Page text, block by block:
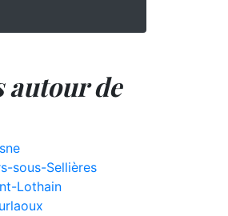
autour de
sous-Sellières
Lothain